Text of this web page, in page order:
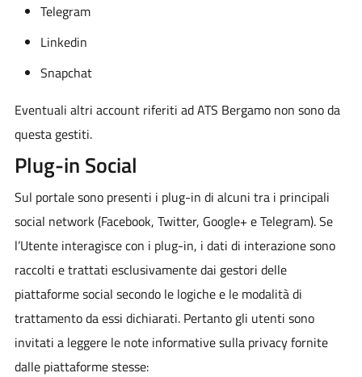
Telegram
Linkedin
Snapchat
Eventuali altri account riferiti ad ATS Bergamo non sono da
questa gestiti.
Plug-in Social
Sul portale sono presenti i plug-in di alcuni tra i principali
social network (Facebook, Twitter, Google+ e Telegram). Se
l’Utente interagisce con i plug-in, i dati di interazione sono
raccolti e trattati esclusivamente dai gestori delle
piattaforme social secondo le logiche e le modalità di
trattamento da essi dichiarati. Pertanto gli utenti sono
invitati a leggere le note informative sulla privacy fornite
dalle piattaforme stesse: